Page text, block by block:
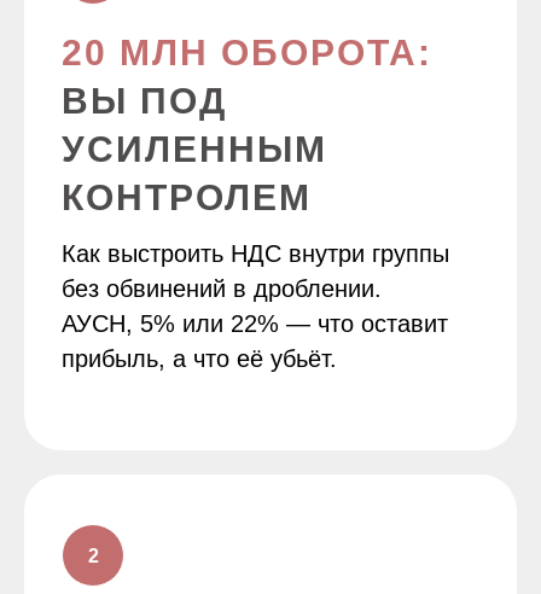
20 МЛН ОБОРОТА:
ВЫ ПОД
УСИЛЕННЫМ
КОНТРОЛЕМ
Как выстроить НДС внутри группы
без обвинений в дроблении.
АУСН, 5% или 22% — что оставит
прибыль, а что её убьёт.